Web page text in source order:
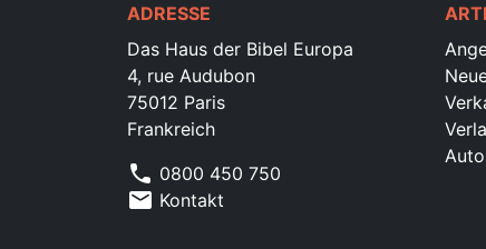
ADRESSE
Das Haus der Bibel Europa
4, rue Audubon
75012 Paris
Frankreich
phone 0800 450 750
mail Kontakt